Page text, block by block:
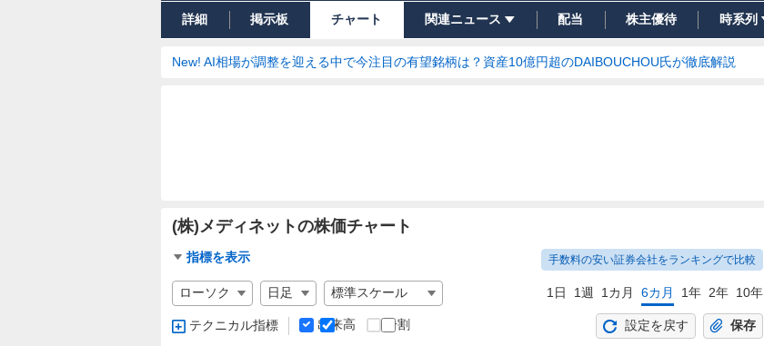
詳細 掲示板 チャート 関連ニュース 配当 株主優待 時系列
New! AI相場が調整を迎える中で今注目の有望銘柄は？資産10億円超のDAIBOUCHOU氏が徹底解説
(株)メディネットの株価チャート
チ
ャ
ー
ト
指
手数料の安い証券会社をランキングで比較
指標を表示
チ
ャ
ー
1日 1週 1カ月 6カ月 1年 2年 10年
テクニカル指標 出来高 分割 設定を戻す 保存